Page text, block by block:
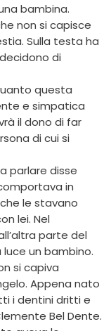
bambina.
non si capisce
Sulla testa ha
di
questa
e simpatica
il dono di far
di cui si
parlare disse
in
le stavano
lei. Nel
parte del
un bambino.
si capiva
Appena nato
i dentini dritti e
Bel Dente.